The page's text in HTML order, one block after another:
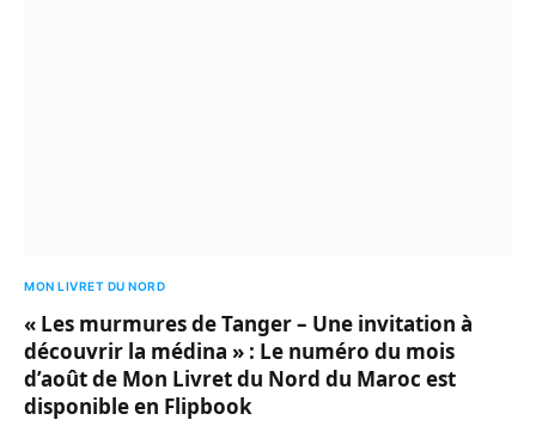
MON LIVRET DU NORD
« Les murmures de Tanger – Une invitation à
découvrir la médina » : Le numéro du mois
d’août de Mon Livret du Nord du Maroc est
disponible en Flipbook